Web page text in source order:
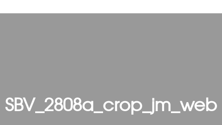
SBV_2808a_crop_jm_web